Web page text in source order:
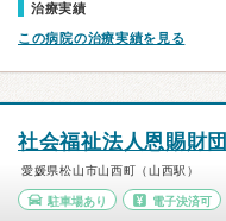
治療実績
この病院の治療実績を見る
社会福祉法人恩賜財団
愛媛県松山市山西町（山西駅）
駐車場あり 電子決済可